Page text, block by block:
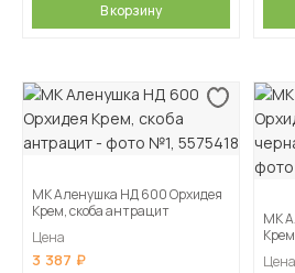
В корзину
МК Аленушка НД 600 Орхидея
Крем, скоба антрацит
Цена
3 387
МК
Цена